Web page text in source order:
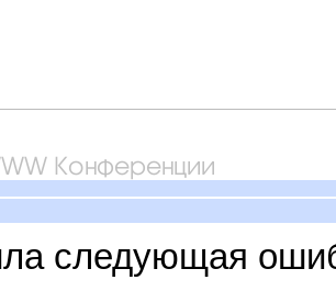
следующая